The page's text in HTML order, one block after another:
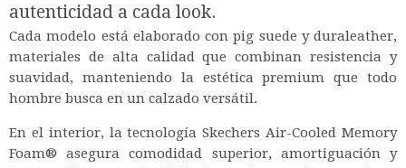
autenticidad a cada look.
Cada modelo está elaborado con pig suede y duraleather,
materiales de alta calidad que combinan resistencia y
suavidad, manteniendo la estética premium que todo
hombre busca en un calzado versátil.
En el interior, la tecnología Skechers Air-Cooled Memory
Foam® asegura comodidad superior, amortiguación y